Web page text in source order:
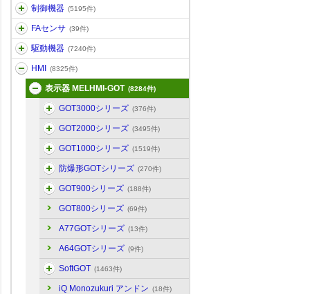
制御機器 (5195件)
FAセンサ (39件)
駆動機器 (7240件)
HMI (8325件)
表示器 MELHMI-GOT (8284件)
GOT3000シリーズ (376件)
GOT2000シリーズ (3495件)
GOT1000シリーズ (1519件)
防爆形GOTシリーズ (270件)
GOT900シリーズ (188件)
GOT800シリーズ (69件)
A77GOTシリーズ (13件)
A64GOTシリーズ (9件)
SoftGOT (1463件)
iQ Monozukuri アンドン (18件)